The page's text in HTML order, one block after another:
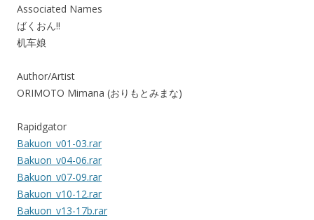
Associated Names
ばくおん!!
机车娘
Author/Artist
ORIMOTO Mimana (おりもとみまな)
Rapidgator
Bakuon_v01-03.rar
Bakuon_v04-06.rar
Bakuon_v07-09.rar
Bakuon_v10-12.rar
Bakuon_v13-17b.rar